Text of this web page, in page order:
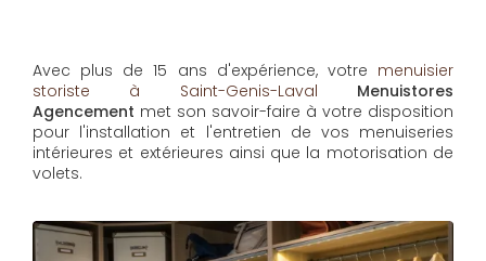
Avec plus de 15 ans d'expérience, votre menuisier
storiste à Saint-Genis-Laval
Menuistores
Agencement met son savoir-faire à votre disposition
pour l'installation et l'entretien de vos menuiseries
intérieures et extérieures ainsi que la motorisation de
volets.